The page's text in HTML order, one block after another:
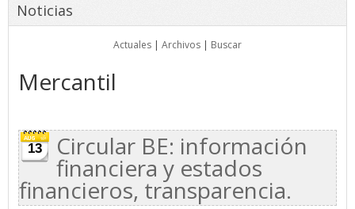
Noticias
Actuales | Archivos | Buscar
Mercantil
13 Circular BE: información
financiera y estados
financieros, transparencia.